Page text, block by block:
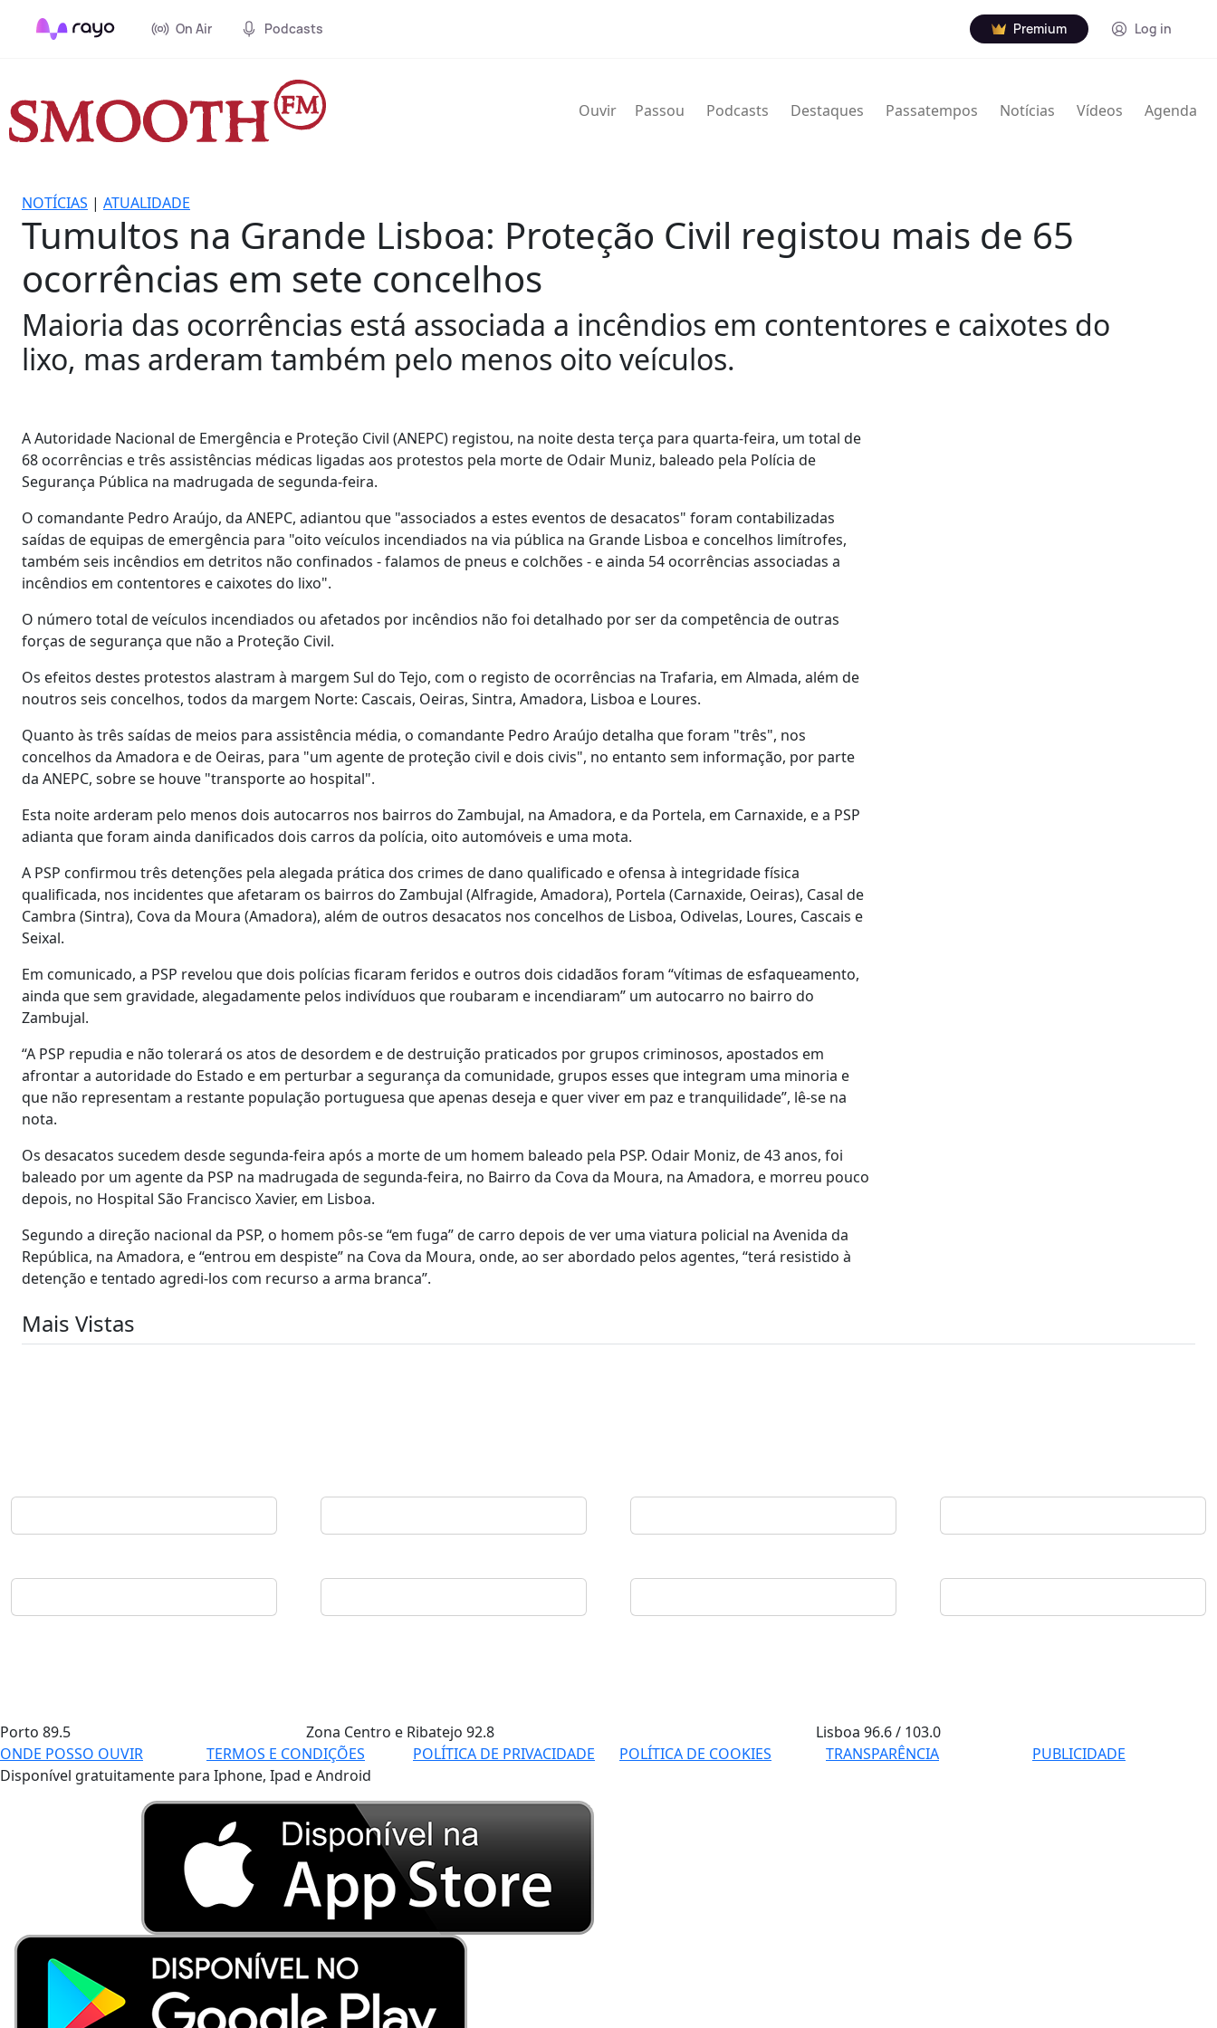
On Air Podcasts Premium Log in
Ouvir Passou Podcasts Destaques Passatempos Notícias Vídeos Agenda
NOTÍCIAS | ATUALIDADE
Tumultos na Grande Lisboa: Proteção Civil registou mais de 65
ocorrências em sete concelhos
Maioria das ocorrências está associada a incêndios em contentores e caixotes do
lixo, mas arderam também pelo menos oito veículos.
A Autoridade Nacional de Emergência e Proteção Civil (ANEPC) registou, na noite desta terça para quarta-feira, um total de
68 ocorrências e três assistências médicas ligadas aos protestos pela morte de Odair Muniz, baleado pela Polícia de
Segurança Pública na madrugada de segunda-feira.
O comandante Pedro Araújo, da ANEPC, adiantou que "associados a estes eventos de desacatos" foram contabilizadas
saídas de equipas de emergência para "oito veículos incendiados na via pública na Grande Lisboa e concelhos limítrofes,
também seis incêndios em detritos não confinados - falamos de pneus e colchões - e ainda 54 ocorrências associadas a
incêndios em contentores e caixotes do lixo".
O número total de veículos incendiados ou afetados por incêndios não foi detalhado por ser da competência de outras
forças de segurança que não a Proteção Civil.
Os efeitos destes protestos alastram à margem Sul do Tejo, com o registo de ocorrências na Trafaria, em Almada, além de
noutros seis concelhos, todos da margem Norte: Cascais, Oeiras, Sintra, Amadora, Lisboa e Loures.
Quanto às três saídas de meios para assistência média, o comandante Pedro Araújo detalha que foram "três", nos
concelhos da Amadora e de Oeiras, para "um agente de proteção civil e dois civis", no entanto sem informação, por parte
da ANEPC, sobre se houve "transporte ao hospital".
Esta noite arderam pelo menos dois autocarros nos bairros do Zambujal, na Amadora, e da Portela, em Carnaxide, e a PSP
adianta que foram ainda danificados dois carros da polícia, oito automóveis e uma mota.
A PSP confirmou três detenções pela alegada prática dos crimes de dano qualificado e ofensa à integridade física
qualificada, nos incidentes que afetaram os bairros do Zambujal (Alfragide, Amadora), Portela (Carnaxide, Oeiras), Casal de
Cambra (Sintra), Cova da Moura (Amadora), além de outros desacatos nos concelhos de Lisboa, Odivelas, Loures, Cascais e
Seixal.
Em comunicado, a PSP revelou que dois polícias ficaram feridos e outros dois cidadãos foram “vítimas de esfaqueamento,
ainda que sem gravidade, alegadamente pelos indivíduos que roubaram e incendiaram” um autocarro no bairro do
Zambujal.
“A PSP repudia e não tolerará os atos de desordem e de destruição praticados por grupos criminosos, apostados em
afrontar a autoridade do Estado e em perturbar a segurança da comunidade, grupos esses que integram uma minoria e
que não representam a restante população portuguesa que apenas deseja e quer viver em paz e tranquilidade”, lê-se na
nota.
Os desacatos sucedem desde segunda-feira após a morte de um homem baleado pela PSP. Odair Moniz, de 43 anos, foi
baleado por um agente da PSP na madrugada de segunda-feira, no Bairro da Cova da Moura, na Amadora, e morreu pouco
depois, no Hospital São Francisco Xavier, em Lisboa.
Segundo a direção nacional da PSP, o homem pôs-se “em fuga” de carro depois de ver uma viatura policial na Avenida da
República, na Amadora, e “entrou em despiste” na Cova da Moura, onde, ao ser abordado pelos agentes, “terá resistido à
detenção e tentado agredi-los com recurso a arma branca”.
Mais Vistas
Porto 89.5 Zona Centro e Ribatejo 92.8 Lisboa96.6 / 103.0
ONDE POSSO OUVIR
TERMOS E CONDIÇÕES POLÍTICA DE PRIVACIDADE POLÍTICA DE COOKIES TRANSPARÊNCIA
PUBLICIDADE
Disponível gratuitamente para Iphone, Ipad e Android